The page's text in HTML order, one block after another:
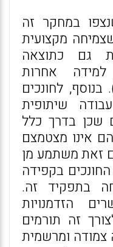
במחקר זה
מקצועית
גם כתוצאה
למידה אחרות
לחונכים
שיתופית
שכן בדרך כלל
אינו מצטמצם
זאת משתמע מן
בקפידה
בתפקיד זה.
הזדמנויות
זה תורמים
צמודה ומרשמית